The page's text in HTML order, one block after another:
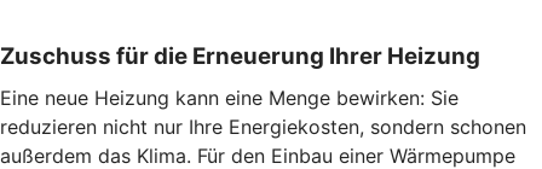
Zuschuss für die Erneuerung Ihrer Heizung
Eine neue Heizung kann eine Menge bewirken: Sie
reduzieren nicht nur Ihre Energiekosten, sondern schonen
außerdem das Klima. Für den Einbau einer Wärmepumpe